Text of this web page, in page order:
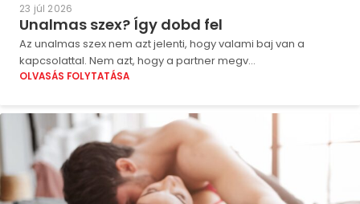
23 júl 2026
Unalmas szex? Így dobd fel
Az unalmas szex nem azt jelenti, hogy valami baj van a
kapcsolattal. Nem azt, hogy a partner megv...
OLVASÁS FOLYTATÁSA